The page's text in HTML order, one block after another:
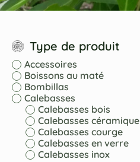
Type de produit
Accessoires
Boissons au maté
Bombillas
Calebasses
Calebasses bois
Calebasses céramique
Calebasses courge
Calebasses en verre
Calebasses inox